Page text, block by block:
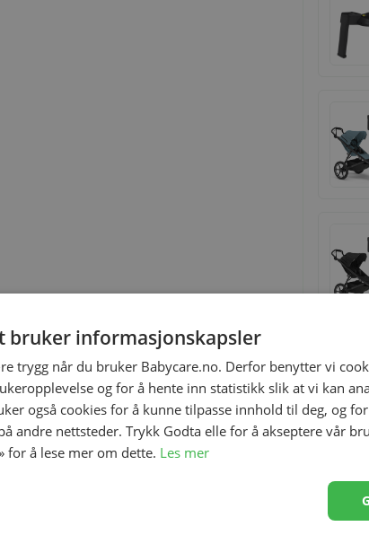
behagelig og flat overflate for din nyfødte.
bruker informasjonskapsler
trygg når du bruker Babycare.no. Derfor benytter vi
og for å hente inn statistikk slik at vi kan
også cookies for å kunne tilpasse innhold til deg, og
andre nettsteder. Trykk Godta elle for å akseptere vår
for å lese mer om dette. Les mer